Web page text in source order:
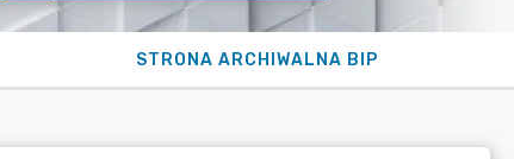
STRONA ARCHIWALNA BIP